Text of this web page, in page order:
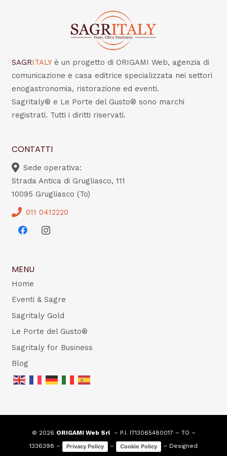
SAGRITALY è un progetto di ORIGAMI Web, agenzia di
comunicazione e casa editrice specializzata nei settori
enogastronomia, ristorazione ed eventi.
Sagritaly® e Le Porte del Gusto® sono marchi
registrati. Tutti i diritti riservati.
CONTATTI
Sede operativa:
Strada Antica di Grugliasco, 111
10095 Grugliasco (To)
011 0412220
MENU
Home
Eventi & Sagre
Sagritaly Gold
Le Porte del Gusto®
Sagritaly for Business
Blog
© 2026 ORIGAMI Web Srl– P.I. IT13065480017 – TO –
1336398 –
Privacy Policy – Cookie Policy
– Designed